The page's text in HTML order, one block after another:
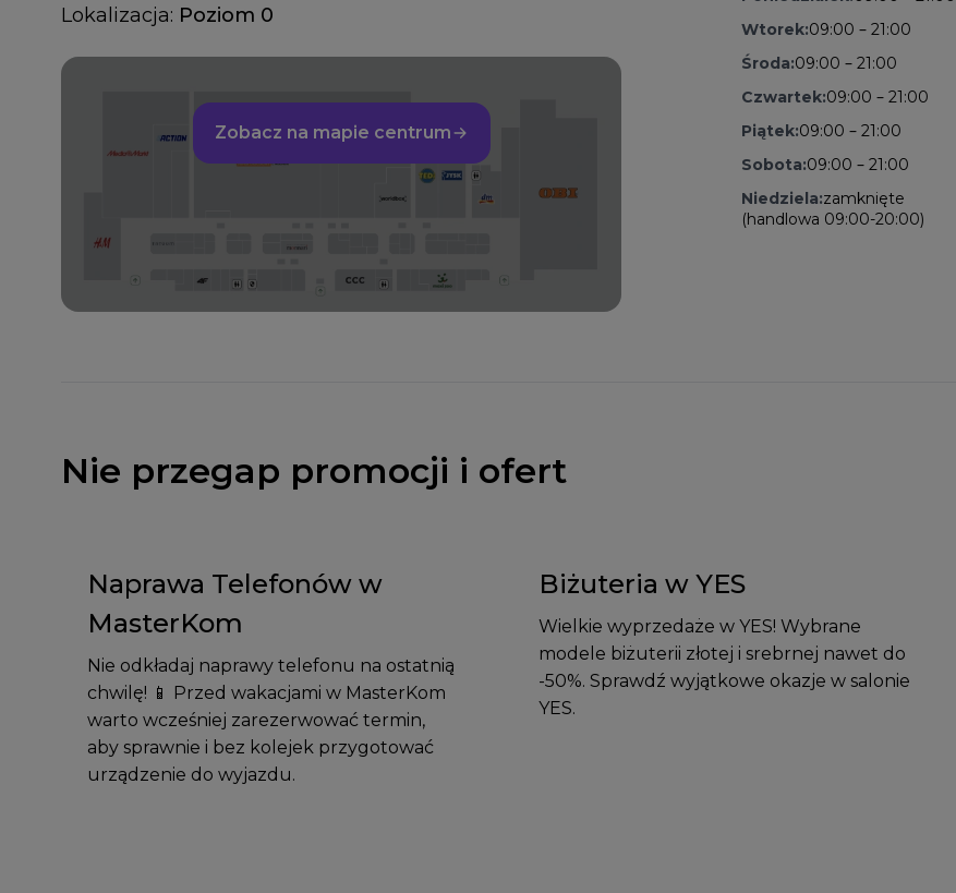
Lokalizacja: Poziom 0
Zobacz na mapie centrum
Wtorek:09:00 – 21:00
Środa:09:00 – 21:00
Czwartek:09:00 – 21:00
Piątek:09:00 – 21:00
Sobota:09:00 – 21:00
Niedziela:zamknięte
(handlowa 09:00-20:00)
Nie przegap promocji i ofert
Naprawa Telefonów w
MasterKom
Nie odkładaj naprawy telefonu na ostatnią
chwilę! 📱 Przed wakacjami w MasterKom
warto wcześniej zarezerwować termin,
aby sprawnie i bez kolejek przygotować
urządzenie do wyjazdu.
Biżuteria w YES
Wielkie wyprzedaże w YES! Wybrane
modele biżuterii złotej i srebrnej nawet do
-50%. Sprawdź wyjątkowe okazje w salonie
YES.